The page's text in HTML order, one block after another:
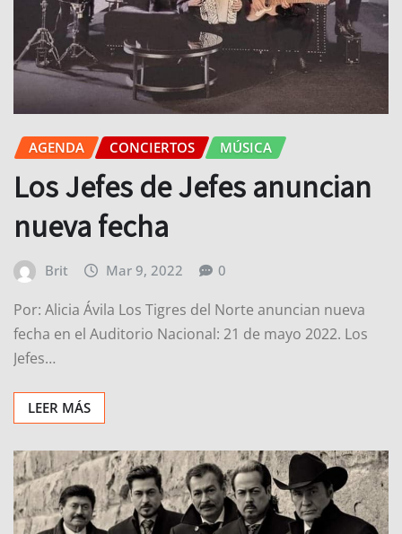
AGENDA CONCIERTOS MÚSICA
Los Jefes de Jefes anuncian
nueva fecha
Brit Mar 9, 2022 0
Por: Alicia Ávila Los Tigres del Norte anuncian nueva
fecha en el Auditorio Nacional: 21 de mayo 2022. Los
Jefes…
LEER MÁS